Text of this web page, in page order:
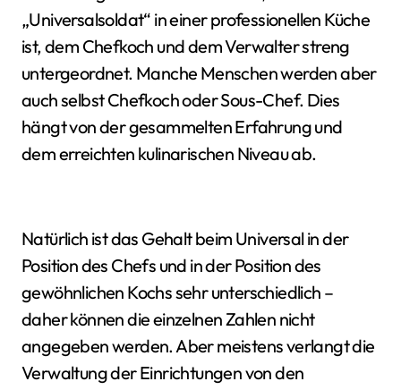
„Universalsoldat“ in einer professionellen Küche
ist, dem Chefkoch und dem Verwalter streng
untergeordnet. Manche Menschen werden aber
auch selbst Chefkoch oder Sous-Chef. Dies
hängt von der gesammelten Erfahrung und
dem erreichten kulinarischen Niveau ab.
Natürlich ist das Gehalt beim Universal in der
Position des Chefs und in der Position des
gewöhnlichen Kochs sehr unterschiedlich –
daher können die einzelnen Zahlen nicht
angegeben werden. Aber meistens verlangt die
Verwaltung der Einrichtungen von den